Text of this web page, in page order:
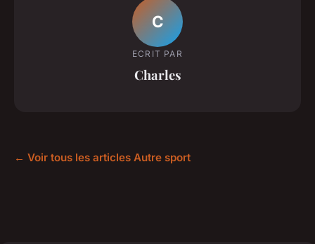
C
ECRIT PAR
Charles
← Voir tous les articles Autre sport